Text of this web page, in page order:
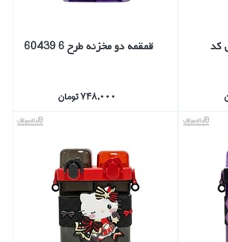
ميل كد قمقمه دو مخزنه طرح 6 60439
748,000 تومان